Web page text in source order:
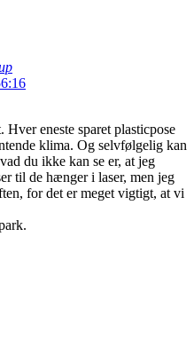
eneste sparet plasticpose
klima. Og selvfølgelig kan
du ikke kan se er, at jeg
til de hænger i laser, men jeg
for det er meget vigtigt, at vi